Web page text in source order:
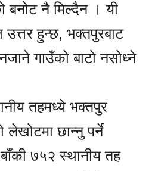
बनोट नै मिल्दैन । यी
हुन्छ, भक्तपुरबाट
गाउँको बाटो नसोध्ने
तहमध्ये भक्तपुर
लेखोटमा छान्नु पर्ने
७५२ स्थानीय तह